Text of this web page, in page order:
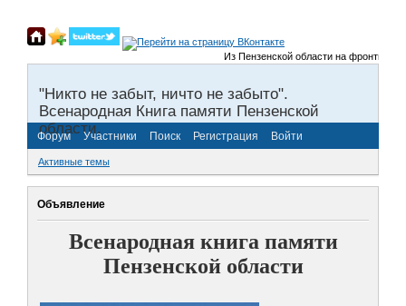
Из Пензенской области на фронты
"Никто не забыт, ничто не забыто".
Всенародная Книга памяти Пензенской
области.
Форум Участники Поиск Регистрация Войти
Активные темы
Объявление
Всенародная книга памяти
Пензенской области